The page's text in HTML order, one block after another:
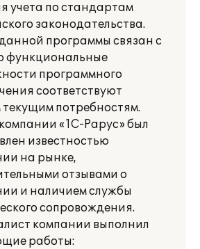
учета по стандартам
законодательства.
программы связан с
функциональные
программного
соответствуют
потребностям.
«1С-Рарус» был
известностью
на рынке,
отзывами о
и наличием службы
сопровождения.
компании выполнил
работы: